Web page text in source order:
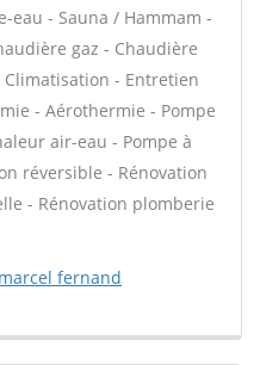
eau - Sauna / Hammam -
gaz - Chaudière
- Entretien
- Aérothermie - Pompe
air-eau - Pompe à
réversible - Rénovation
- Rénovation plomberie
fernand